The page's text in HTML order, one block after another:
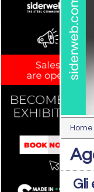
Home
Gli